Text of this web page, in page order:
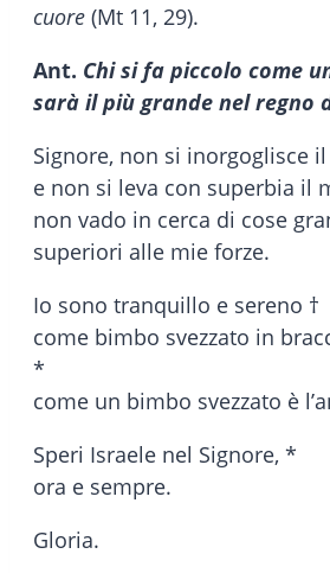
cuore (Mt 11, 29).
Ant. Chi si fa piccolo come
sarà il più grande nel regno
Signore, non si inorgoglisce
e non si leva con superbia il
non vado in cerca di cose
superiori alle mie forze.
Io sono tranquillo e sereno †
come bimbo svezzato in
*
come un bimbo svezzato è
Speri Israele nel Signore, *
ora e sempre.
Gloria.